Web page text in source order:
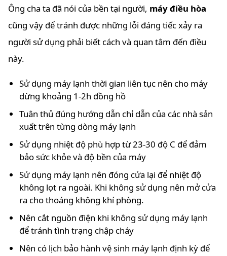
Ông cha ta đã nói của bền tại người, máy điều hòa
cũng vậy để tránh được những lỗi đáng tiếc xảy ra
người sử dụng phải biết cách và quan tâm đến điều
này.
Sử dụng máy lạnh thời gian liên tục nên cho máy
dừng khoảng 1-2h đồng hồ
Tuân thủ đúng hướng dẫn chỉ dẫn của các nhà sản
xuất trên từng dòng máy lạnh
Sử dụng nhiệt độ phù hợp từ 23-30 độ C để đảm
bảo sức khỏe và độ bền của máy
Sử dụng máy lạnh nên đóng cửa lại để nhiệt độ
không lọt ra ngoài. Khi không sử dụng nên mở cửa
ra cho thoáng không khí phòng.
Nên cắt nguồn điện khi không sử dụng máy lạnh
để tránh tình trạng chập cháy
Nên có lịch bảo hành vệ sinh máy lạnh định kỳ để